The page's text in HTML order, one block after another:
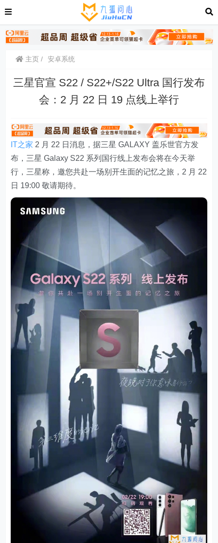
主页 安卓系统
三星官宣 S22 / S22+/S22 Ultra 国行发布
会：2 月 22 日 19 点线上举行
IT之家 2 月 22 日消息，据三星 GALAXY 盖乐世官方发
布，三星 Galaxy S22 系列国行线上发布会将在今天举
行，三星称，邀您共赴一场别开生面的记忆之旅，2 月 22
日 19:00 敬请期待。